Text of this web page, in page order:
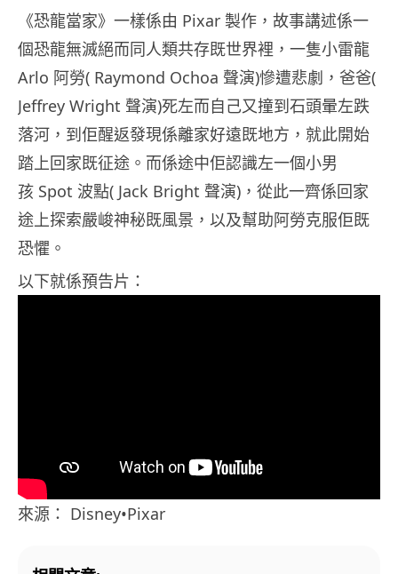
《恐龍當家》一樣係由 Pixar 製作，故事講述係一
個恐龍無滅絕而同人類共存既世界裡，一隻小雷龍
Arlo 阿勞( Raymond Ochoa 聲演)慘遭悲劇，爸爸(
Jeffrey Wright 聲演)死左而自己又撞到石頭暈左跌
落河，到佢醒返發現係離家好遠既地方，就此開始
踏上回家既征途。而係途中佢認識左一個小男
孩 Spot 波點( Jack Bright 聲演)，從此一齊係回家
途上探索嚴峻神秘既風景，以及幫助阿勞克服佢既
恐懼。
以下就係預告片：
來源： Disney•Pixar